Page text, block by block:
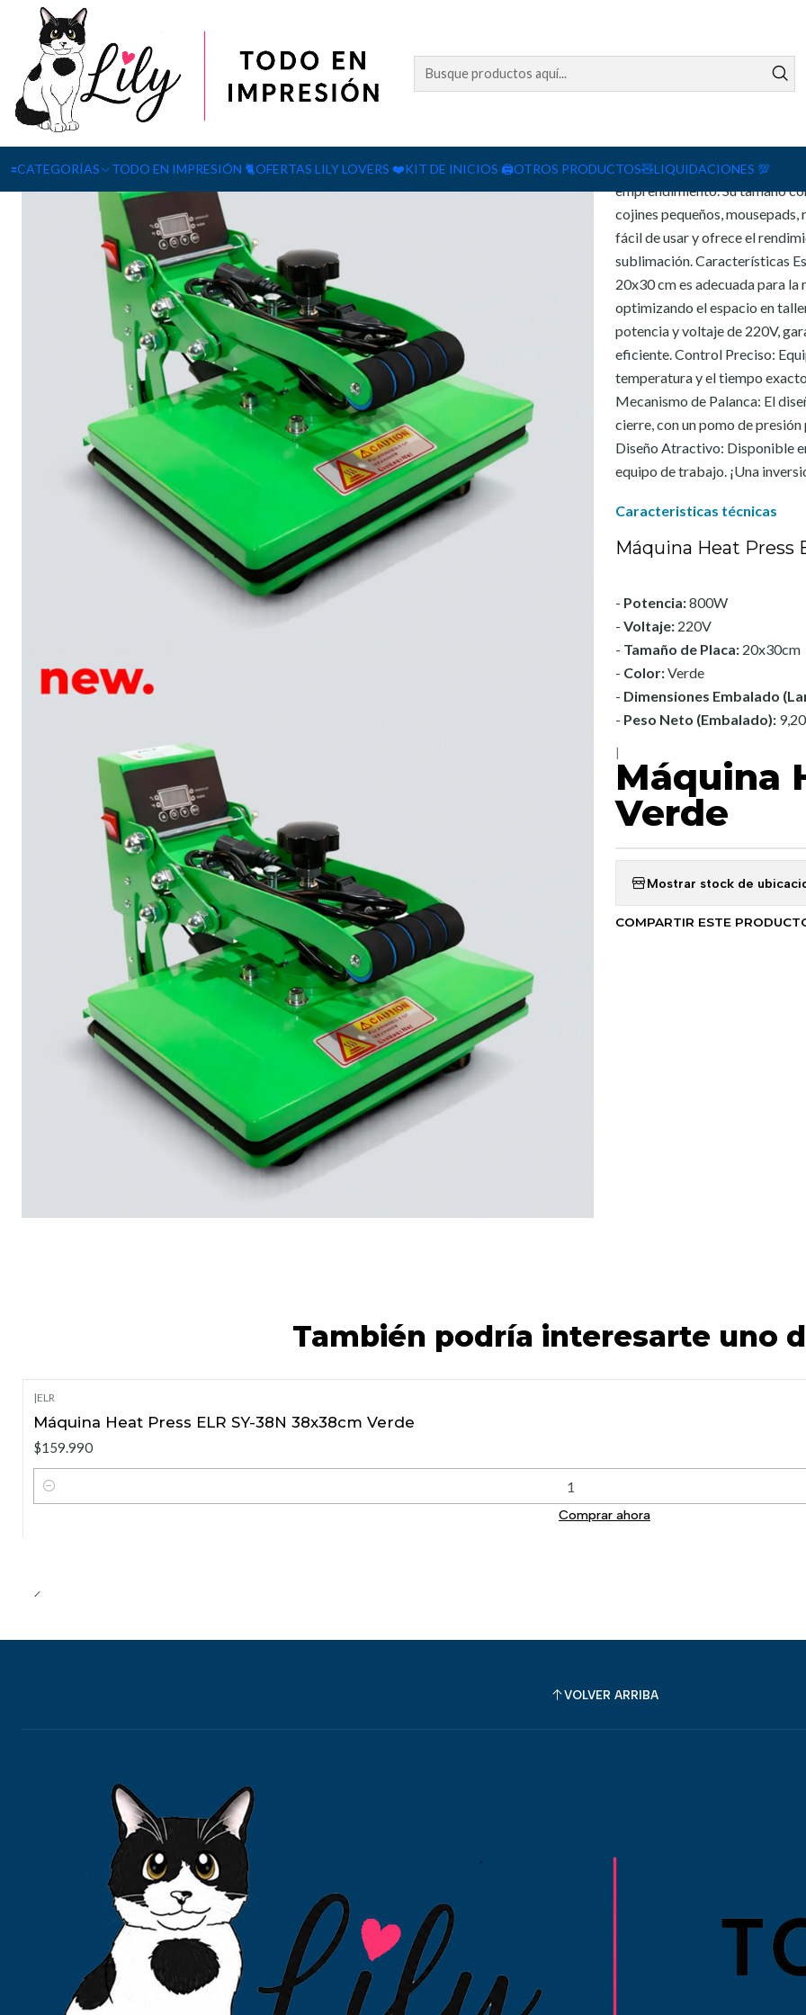
🟰CATEGORÍAS TODO EN IMPRESIÓN 🐈OFERTAS LILY LOVERS ❤️KIT DE INICIOS 🖨️OTROS PRODUCTOS🧸LIQUIDACIONES 💯
Inicio Máquina Heat Press 20x30cm Verde
La Estampadora Plana ELR
emprendimiento. Su tamaño
cojines pequeños,
fácil de usar y ofrece el
sublimación. Características
20x30 cm es adecuada para
optimizando el espacio en
potencia y voltaje de 220V,
eficiente. Control Preciso:
temperatura y el tiempo
Mecanismo de Palanca: El
cierre, con un pomo de
Diseño Atractivo: Disponible
equipo de trabajo. ¡Una
Caracteristicas técnicas
Máquina Heat Press
- Potencia:800W
- Voltaje: 220V
- Tamaño de Placa: 20x30cm
- Color:Verde
- Dimensiones Embalado
- Peso Neto (Embalado):
Máquina
Verde
Mostrar stock de
COMPARTIR ESTE
También podría interesarte uno
|ELR
Máquina Heat Press ELR SY-38N 38x38cm Verde
$159.990
Cantidad
Comprar ahora
VOLVER ARRIBA